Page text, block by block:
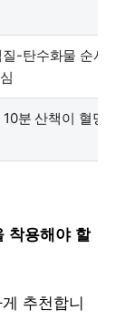
-탄수화물 순서가
분 산책이 혈당
착용해야 할
추천합니